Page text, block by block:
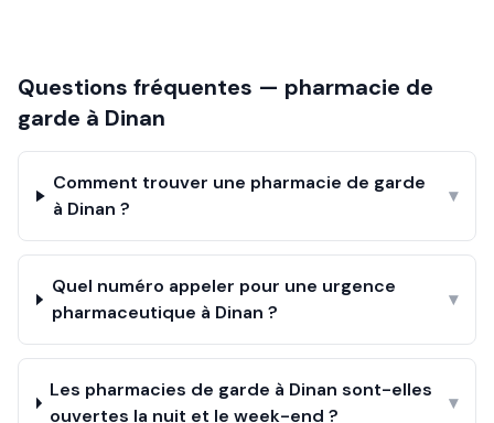
Questions fréquentes — pharmacie de
garde à Dinan
Comment trouver une pharmacie de garde
à Dinan ?
▾
Quel numéro appeler pour une urgence
pharmaceutique à Dinan ?
▾
Les pharmacies de garde à Dinan sont-elles
ouvertes la nuit et le week-end ?
▾